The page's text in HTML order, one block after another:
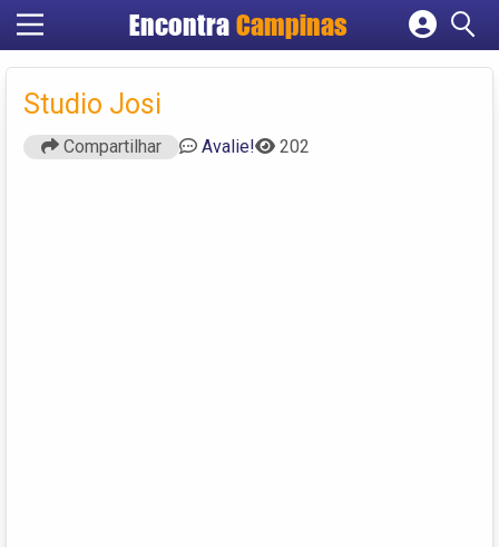
Encontra Campinas
Cadastrar empresa
Studio Josi
Compartilhar Avalie! 202